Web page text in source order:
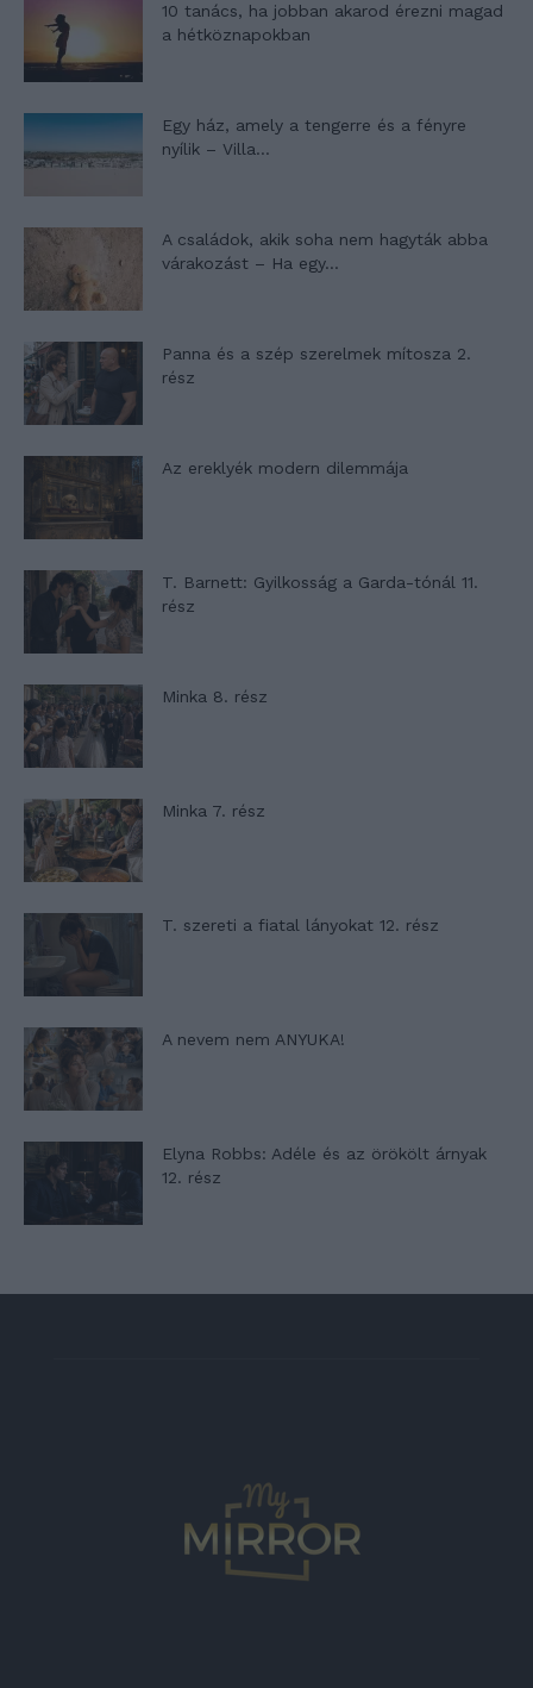
10 tanács, ha jobban akarod érezni magad
a hétköznapokban
Egy ház, amely a tengerre és a fényre
nyílik – Villa...
A családok, akik soha nem hagyták abba
várakozást – Ha egy...
Panna és a szép szerelmek mítosza 2.
rész
Az ereklyék modern dilemmája
T. Barnett: Gyilkosság a Garda-tónál 11.
rész
Minka 8. rész
Minka 7. rész
T. szereti a fiatal lányokat 12. rész
A nevem nem ANYUKA!
Elyna Robbs: Adéle és az örökölt árnyak
12. rész